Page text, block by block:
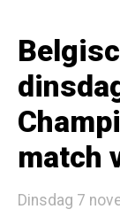
match
Dinsdag 7